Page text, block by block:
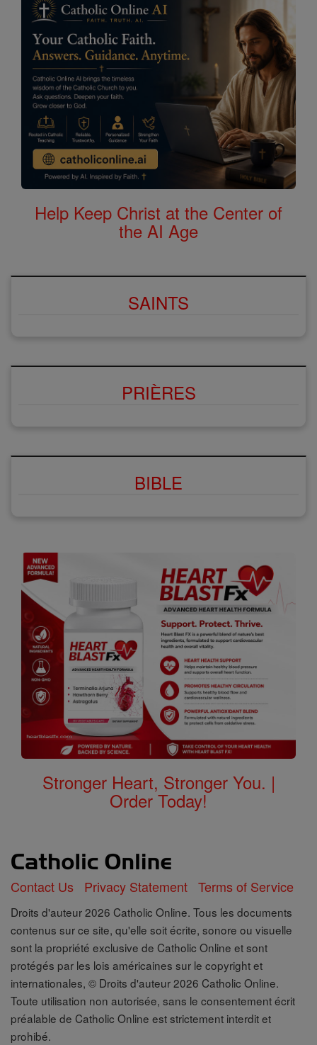
Help Keep Christ at the Center of
the AI Age
SAINTS
PRIÈRES
BIBLE
Stronger Heart, Stronger You. |
Order Today!
Contact Us Privacy Statement Terms of Service
Droits d'auteur 2026 Catholic Online. Tous les documents
contenus sur ce site, qu'elle soit écrite, sonore ou visuelle
sont la propriété exclusive de Catholic Online et sont
protégés par les lois américaines sur le copyright et
internationales, © Droits d'auteur 2026 Catholic Online.
Toute utilisation non autorisée, sans le consentement écrit
préalable de Catholic Online est strictement interdit et
prohibé.